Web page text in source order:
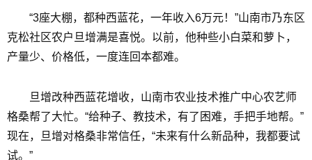
“3座大棚，都种西蓝花，一年收入6万元！”山南市乃东区
克松社区农户旦增满是喜悦。以前，他种些小白菜和萝卜，
产量少、价格低，一度连回本都难。
旦增改种西蓝花增收，山南市农业技术推广中心农艺师
格桑帮了大忙。“给种子、教技术，有了困难，手把手地帮。”
现在，旦增对格桑非常信任，“未来有什么新品种，我都要试
试。”